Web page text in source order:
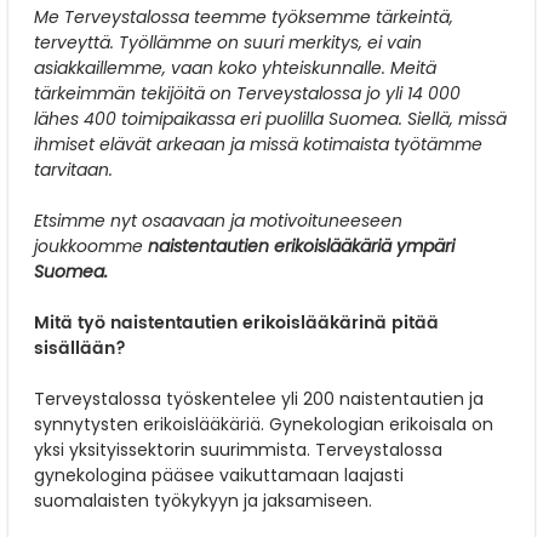
Me Terveystalossa teemme työksemme tärkeintä,
terveyttä. Työllämme on suuri merkitys, ei vain
asiakkaillemme, vaan koko yhteiskunnalle. Meitä
tärkeimmän tekijöitä on Terveystalossa jo yli 14 000
lähes 400 toimipaikassa eri puolilla Suomea. Siellä, missä
ihmiset elävät arkeaan ja missä kotimaista työtämme
tarvitaan.
Etsimme nyt osaavaan ja motivoituneeseen
joukkoomme naistentautien erikoislääkäriä ympäri
Suomea.
Mitä työ naistentautien erikoislääkärinä pitää
sisällään?
Terveystalossa työskentelee yli 200 naistentautien ja
synnytysten erikoislääkäriä. Gynekologian erikoisala on
yksi yksityissektorin suurimmista. Terveystalossa
gynekologina pääsee vaikuttamaan laajasti
suomalaisten työkykyyn ja jaksamiseen.